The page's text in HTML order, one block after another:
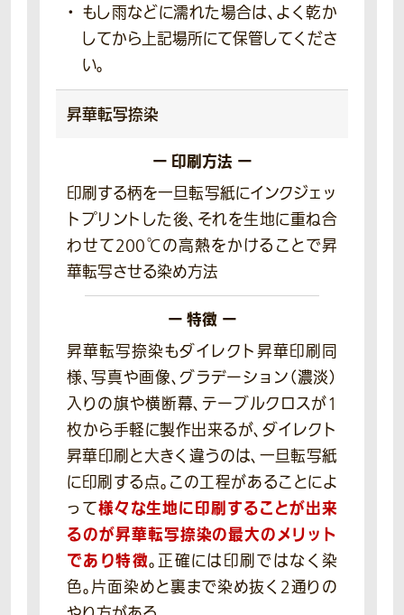
もし雨などに濡れた場合は、よく乾か
してから上記場所にて保管してくださ
い。
昇華転写捺染
ー 印刷方法 ー
印刷する柄を一旦転写紙にインクジェッ
トプリントした後、それを生地に重ね合
わせて200℃の高熱をかけることで昇
華転写させる染め方法
ー 特徴 ー
昇華転写捺染もダイレクト昇華印刷同
様、写真や画像、グラデーション（濃淡）
入りの旗や横断幕、テーブルクロスが1
枚から手軽に製作出来るが、ダイレクト
昇華印刷と大きく違うのは、一旦転写紙
に印刷する点。この工程があることによ
って様々な生地に印刷することが出来
るのが昇華転写捺染の最大のメリット
であり特徴。正確には印刷ではなく染
色。片面染めと裏まで染め抜く2通りの